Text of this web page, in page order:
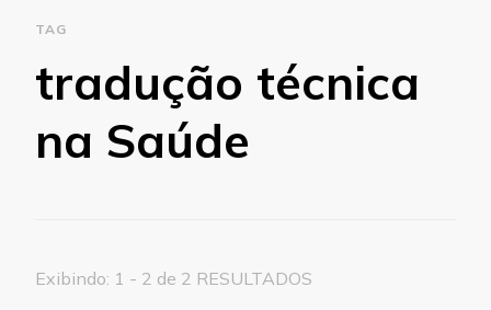
TAG
tradução técnica
na Saúde
Exibindo: 1 - 2 de 2 RESULTADOS